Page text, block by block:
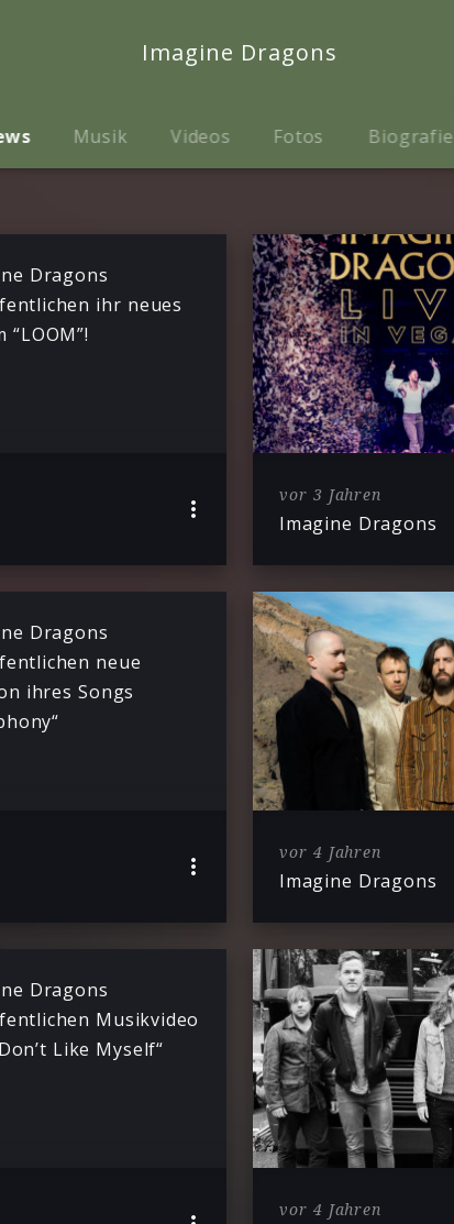
Imagine Dragons
Musik Videos Fotos Biografie
Dragons
ihr neues
“LOOM”!
vor 3 Jahren
Imagine Dragons
Dragons
neue
ihres Songs
vor 4 Jahren
Imagine Dragons
Dragons
Musikvideo
Like Myself“
vor 4 Jahren